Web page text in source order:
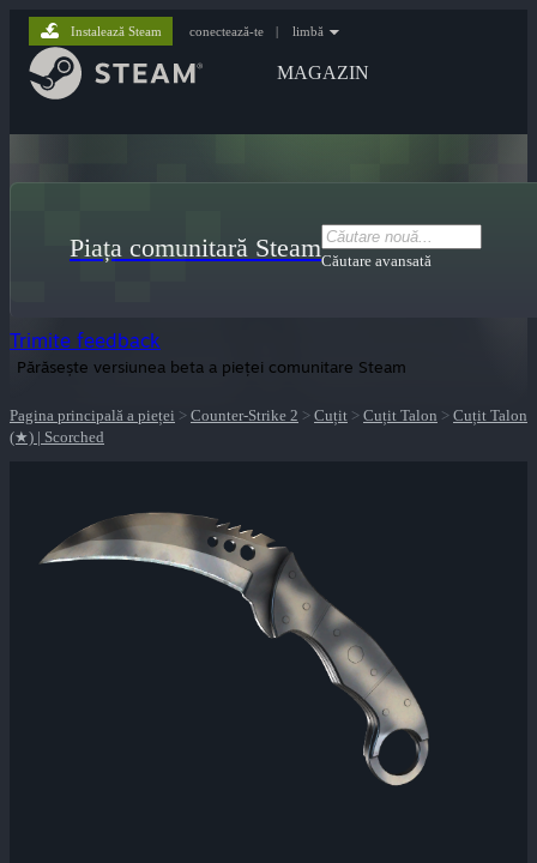
MAGAZIN
Instalează Steam conectează-te | limbă
Piața comunitară SteamCăutare avansată
Trimite feedback
Părăsește versiunea beta a pieței comunitare Steam
Pagina principală a pieței > Counter-Strike 2 > Cuțit > Cuțit Talon > Cuțit Talon
(★) | Scorched